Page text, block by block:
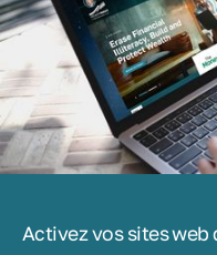
Activez vos sites